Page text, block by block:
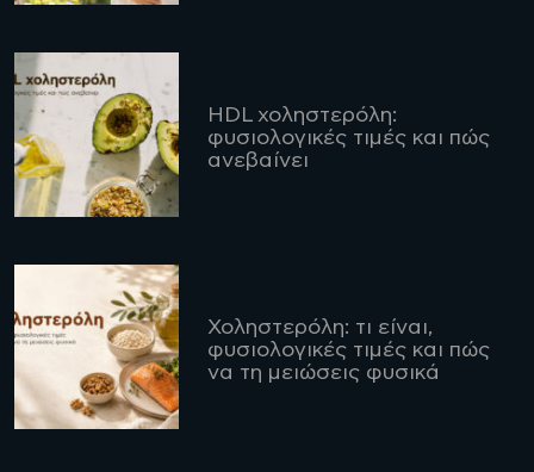
HDL χοληστερόλη:
φυσιολογικές τιμές και πώς
ανεβαίνει
Χοληστερόλη: τι είναι,
φυσιολογικές τιμές και πώς
να τη μειώσεις φυσικά